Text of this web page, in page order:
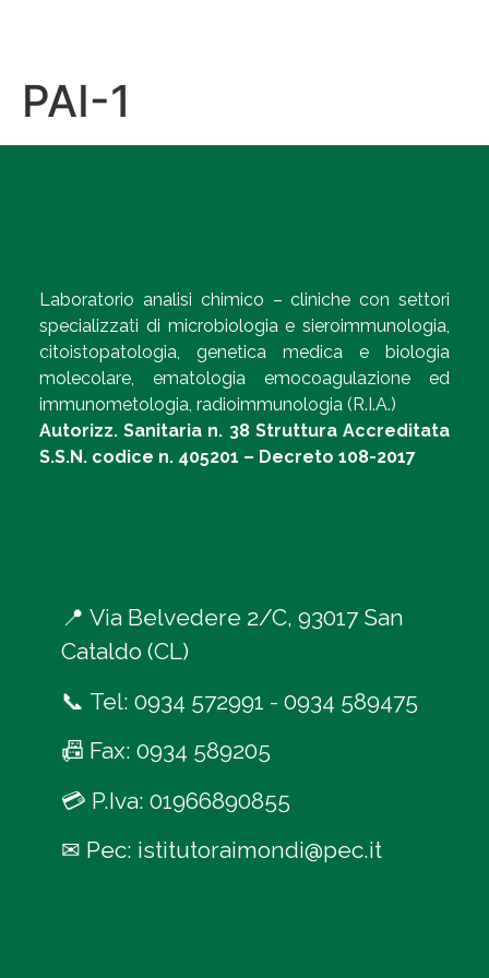
PAI-1
Laboratorio analisi chimico – cliniche con settori
specializzati di microbiologia e sieroimmunologia,
citoistopatologia, genetica medica e biologia
molecolare, ematologia emocoagulazione ed
immunometologia, radioimmunologia (R.I.A.)
Autorizz. Sanitaria n. 38 Struttura Accreditata
S.S.N. codice n. 405201 – Decreto 108-2017
📍 Via Belvedere 2/C, 93017 San
Cataldo (CL)
📞 Tel: 0934 572991 - 0934 589475
📠 Fax: 0934 589205
💳 P.Iva: 01966890855
✉ Pec: istitutoraimondi@pec.it